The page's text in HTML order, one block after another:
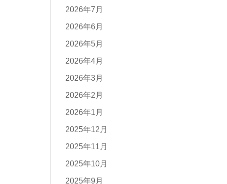
2026年7月
2026年6月
2026年5月
2026年4月
2026年3月
2026年2月
2026年1月
2025年12月
2025年11月
2025年10月
2025年9月